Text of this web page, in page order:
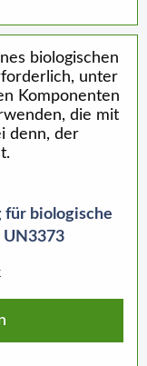
für biologische
UN3373